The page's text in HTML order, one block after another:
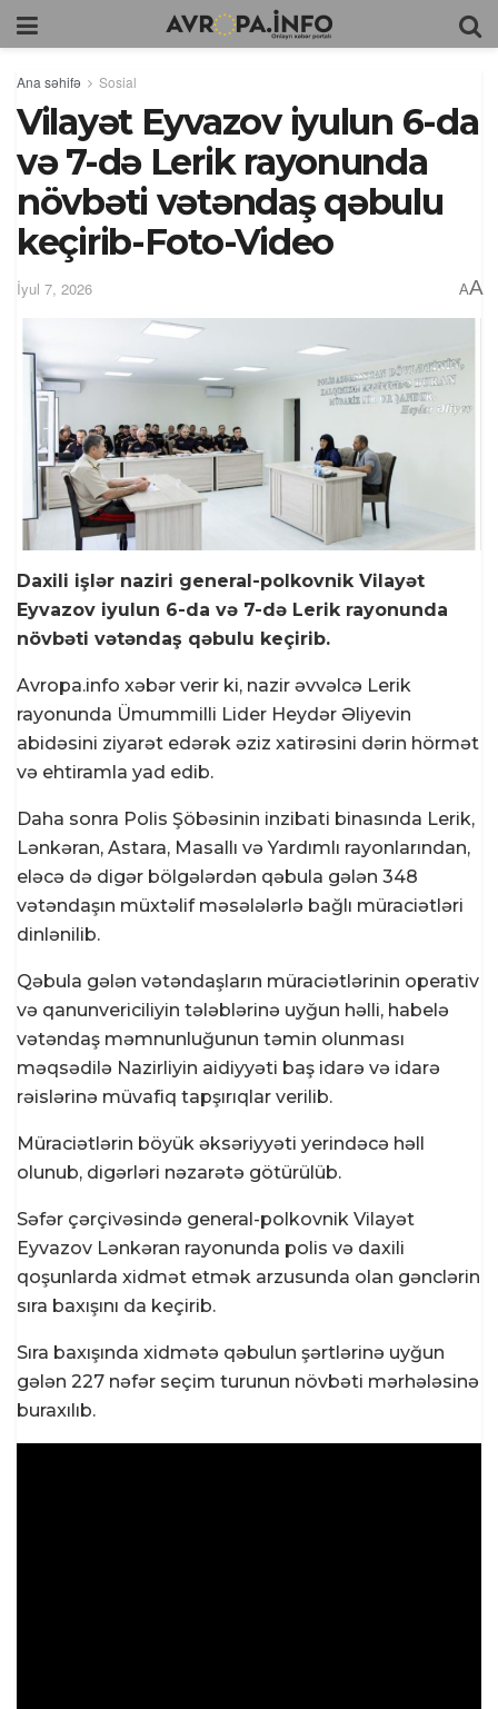
Ana səhifə Sosial
Vilayət Eyvazov iyulun 6-da
və 7-də Lerik rayonunda
növbəti vətəndaş qəbulu
keçirib-Foto-Video
İyul 7, 2026 AA
Daxili işlər naziri general-polkovnik Vilayət
Eyvazov iyulun 6-da və 7-də Lerik rayonunda
növbəti vətəndaş qəbulu keçirib.
Avropa.info xəbər verir ki, nazir əvvəlcə Lerik
rayonunda Ümummilli Lider Heydər Əliyevin
abidəsini ziyarət edərək əziz xatirəsini dərin hörmət
və ehtiramla yad edib.
Daha sonra Polis Şöbəsinin inzibati binasında Lerik,
Lənkəran, Astara, Masallı və Yardımlı rayonlarından,
eləcə də digər bölgələrdən qəbula gələn 348
vətəndaşın müxtəlif məsələlərlə bağlı müraciətləri
dinlənilib.
Qəbula gələn vətəndaşların müraciətlərinin operativ
və qanunvericiliyin tələblərinə uyğun həlli, habelə
vətəndaş məmnunluğunun təmin olunması
məqsədilə Nazirliyin aidiyyəti baş idarə və idarə
rəislərinə müvafiq tapşırıqlar verilib.
Müraciətlərin böyük əksəriyyəti yerindəcə həll
olunub, digərləri nəzarətə götürülüb.
Səfər çərçivəsində general-polkovnik Vilayət
Eyvazov Lənkəran rayonunda polis və daxili
qoşunlarda xidmət etmək arzusunda olan gənclərin
sıra baxışını da keçirib.
Sıra baxışında xidmətə qəbulun şərtlərinə uyğun
gələn 227 nəfər seçim turunun növbəti mərhələsinə
buraxılıb.